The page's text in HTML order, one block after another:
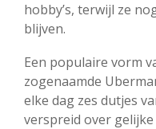
hobby’s, terwijl ze
blijven.
Een populaire vorm
zogenaamde
elke dag zes dutjes
verspreid over